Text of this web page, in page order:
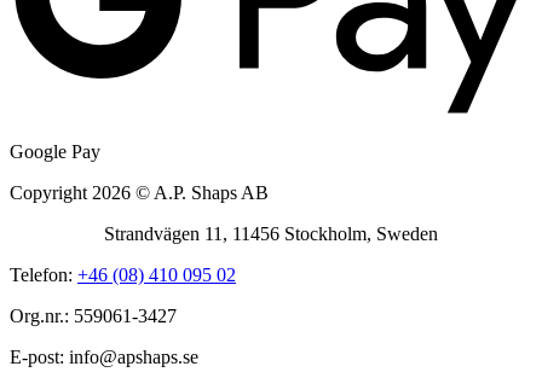
Google Pay
Copyright 2026 © A.P. Shaps AB
Strandvägen 11, 11456 Stockholm, Sweden
Telefon: +46 (08) 410 095 02
Org.nr.: 559061-3427
E-post:
es.spahspa
@ofni